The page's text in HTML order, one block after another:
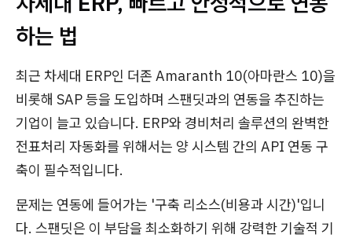
하는 법
최근 차세대 ERP인 더존 Amaranth 10(아마란스 10)을
비롯해 SAP 등을 도입하며 스팬딧과의 연동을 추진하는
기업이 늘고 있습니다. ERP와 경비처리 솔루션의 완벽한
전표처리 자동화를 위해서는 양 시스템 간의 API 연동 구
축이 필수적입니다.
문제는 연동에 들어가는 '구축 리소스(비용과 시간)'입니
다. 스팬딧은 이 부담을 최소화하기 위해 강력한 기술적 기